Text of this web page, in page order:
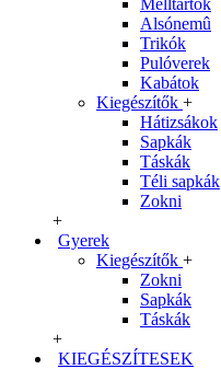
Melltartók
Alsónemû
Trikók
Pulóverek
Kabátok
Kiegészítők +
Hátizsákok
Sapkák
Táskák
Téli sapkák
Zokni
+
Gyerek
Kiegészítők +
Zokni
Sapkák
Táskák
+
KIEGÉSZÍTESEK